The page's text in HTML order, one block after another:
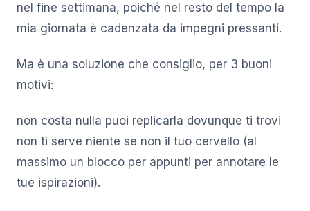
nel fine settimana, poiché nel resto del tempo la
mia giornata è cadenzata da impegni pressanti.
Ma è una soluzione che consiglio, per 3 buoni
motivi:
non costa nulla puoi replicarla dovunque ti trovi
non ti serve niente se non il tuo cervello (al
massimo un blocco per appunti per annotare le
tue ispirazioni).